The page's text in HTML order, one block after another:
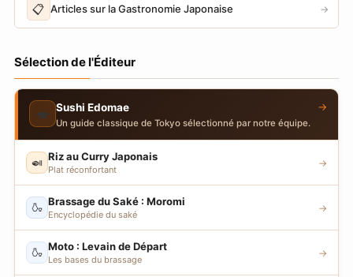
📋 Articles sur la Gastronomie Japonaise →
Sélection de l'Éditeur
🍣 Sushi Edomae
Un guide classique de Tokyo sélectionné par notre équipe.
→
🍛 Riz au Curry Japonais
Plat réconfortant
→
🍶 Brassage du Saké : Moromi
Encyclopédie du saké
→
🍶 Moto : Levain de Départ
Les bases du brassage
→